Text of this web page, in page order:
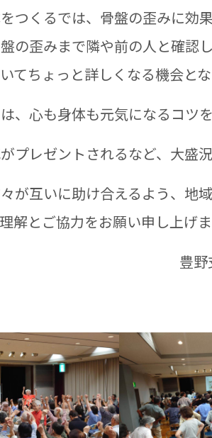
つくるでは、骨盤の歪みに効
の歪みまで隣や前の人と確認
ちょっと詳しくなる機会とな
心も身体も元気になるコツを
レゼントされるなど、大盛況
が互いに助け合えるよう、地
とご協力をお願い申し上げま
豊野支部